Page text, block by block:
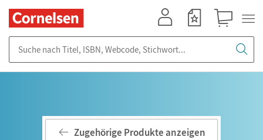
Zugehörige Produkte anzeigen